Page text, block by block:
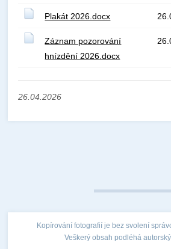
Plakát 2026.docx
Záznam pozorování
hnízdění 2026.docx
26.04.2026
Kopírování fotografií je bez svolení
Veškerý obsah podléhá